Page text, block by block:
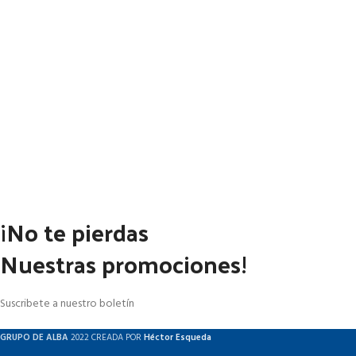
¡No te pierdas
Nuestras promociones!
Suscribete a nuestro boletín
GRUPO DE ALBA 2022 CREADA PORHéctor Esqueda